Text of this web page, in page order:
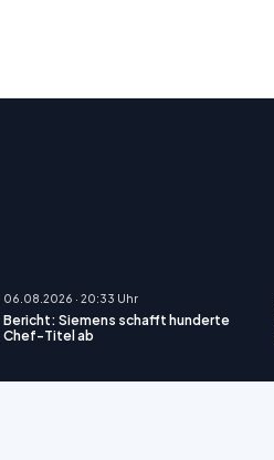
06.08.2026 · 20:33 Uhr
Bericht: Siemens schafft hunderte
Chef-Titel ab